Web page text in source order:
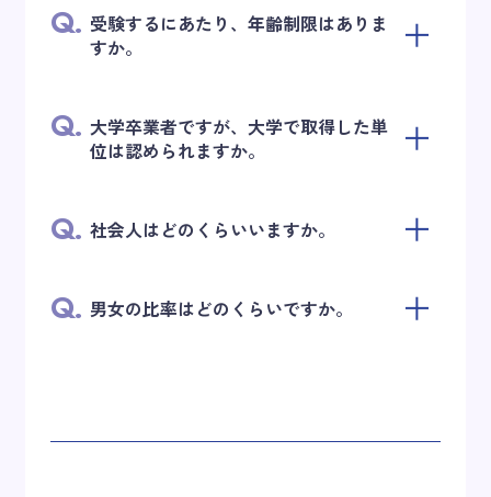
Q. 受験するにあたり、年齢制限はありま
すか。
Q. 大学卒業者ですが、大学で取得した単
位は認められますか。
Q. 社会人はどのくらいいますか。
Q. 男女の比率はどのくらいですか。